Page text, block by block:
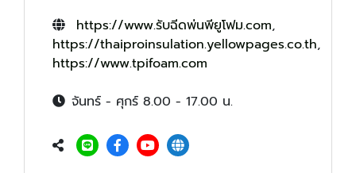
https://www.รับฉีดพ่นพียูโฟม.com,
https://thaiproinsulation.yellowpages.co.th,
https://www.tpifoam.com
จันทร์ - ศุกร์ 8.00 - 17.00 น.